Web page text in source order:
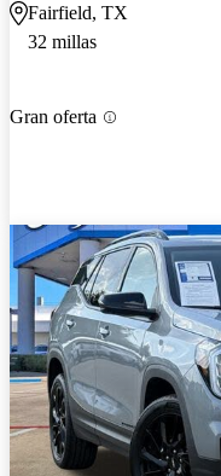
Fairfield, TX
32 millas
Gran oferta